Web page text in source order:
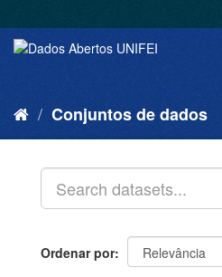
Conjuntos de dados
Ordenar por